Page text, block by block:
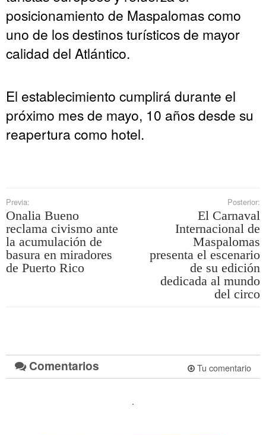
posicionamiento de Maspalomas como
uno de los destinos turísticos de mayor
calidad del Atlántico.
El establecimiento cumplirá durante el
próximo mes de mayo, 10 años desde su
reapertura como hotel.
Previa:
Onalia Bueno
reclama civismo ante
la acumulación de
basura en miradores
de Puerto Rico
Posterior:
El Carnaval
Internacional de
Maspalomas
presenta el escenario
de su edición
dedicada al mundo
del circo
Comentarios Tu comentario
.